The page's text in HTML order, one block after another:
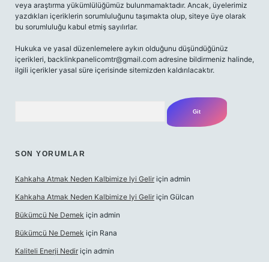
veya araştırma yükümlülüğümüz bulunmamaktadır. Ancak, üyelerimiz
yazdıkları içeriklerin sorumluluğunu taşımakta olup, siteye üye olarak
bu sorumluluğu kabul etmiş sayılırlar.
Hukuka ve yasal düzenlemelere aykırı olduğunu düşündüğünüz
içerikleri, backlinkpanelicomtr@gmail.com adresine bildirmeniz halinde,
ilgili içerikler yasal süre içerisinde sitemizden kaldırılacaktır.
SON YORUMLAR
Kahkaha Atmak Neden Kalbimize Iyi Gelir için admin
Kahkaha Atmak Neden Kalbimize Iyi Gelir için Gülcan
Bükümcü Ne Demek için admin
Bükümcü Ne Demek için Rana
Kaliteli Enerji Nedir için admin